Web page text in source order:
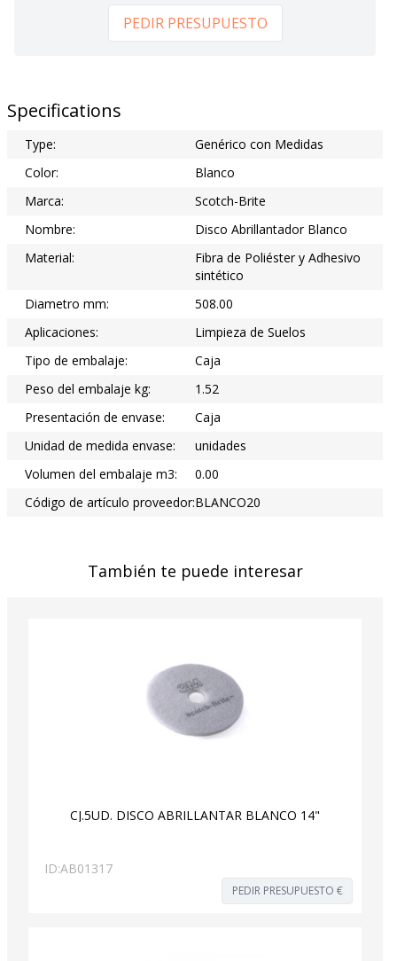
PEDIR PRESUPUESTO
Specifications
Type:
Genérico con Medidas
Color:
Blanco
Marca:
Scotch-Brite
Nombre:
Disco Abrillantador Blanco
Material:
Fibra de Poliéster y Adhesivo
sintético
Diametro mm:
508.00
Aplicaciones:
Limpieza de Suelos
Tipo de embalaje:
Caja
Peso del embalaje kg:
1.52
Presentación de envase:
Caja
Unidad de medida envase:
unidades
Volumen del embalaje m3:
0.00
Código de artículo proveedor:BLANCO20
También te puede interesar
CJ.5UD. DISCO ABRILLANTAR BLANCO 14"
ID:AB01317
PEDIR PRESUPUESTO €